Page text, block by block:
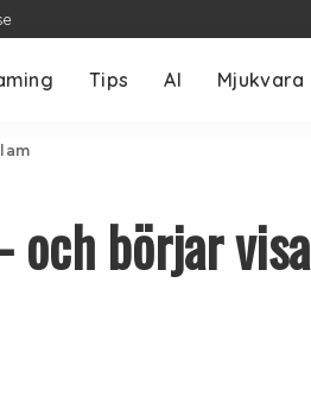
Tips AI Mjukvara
och börjar visa